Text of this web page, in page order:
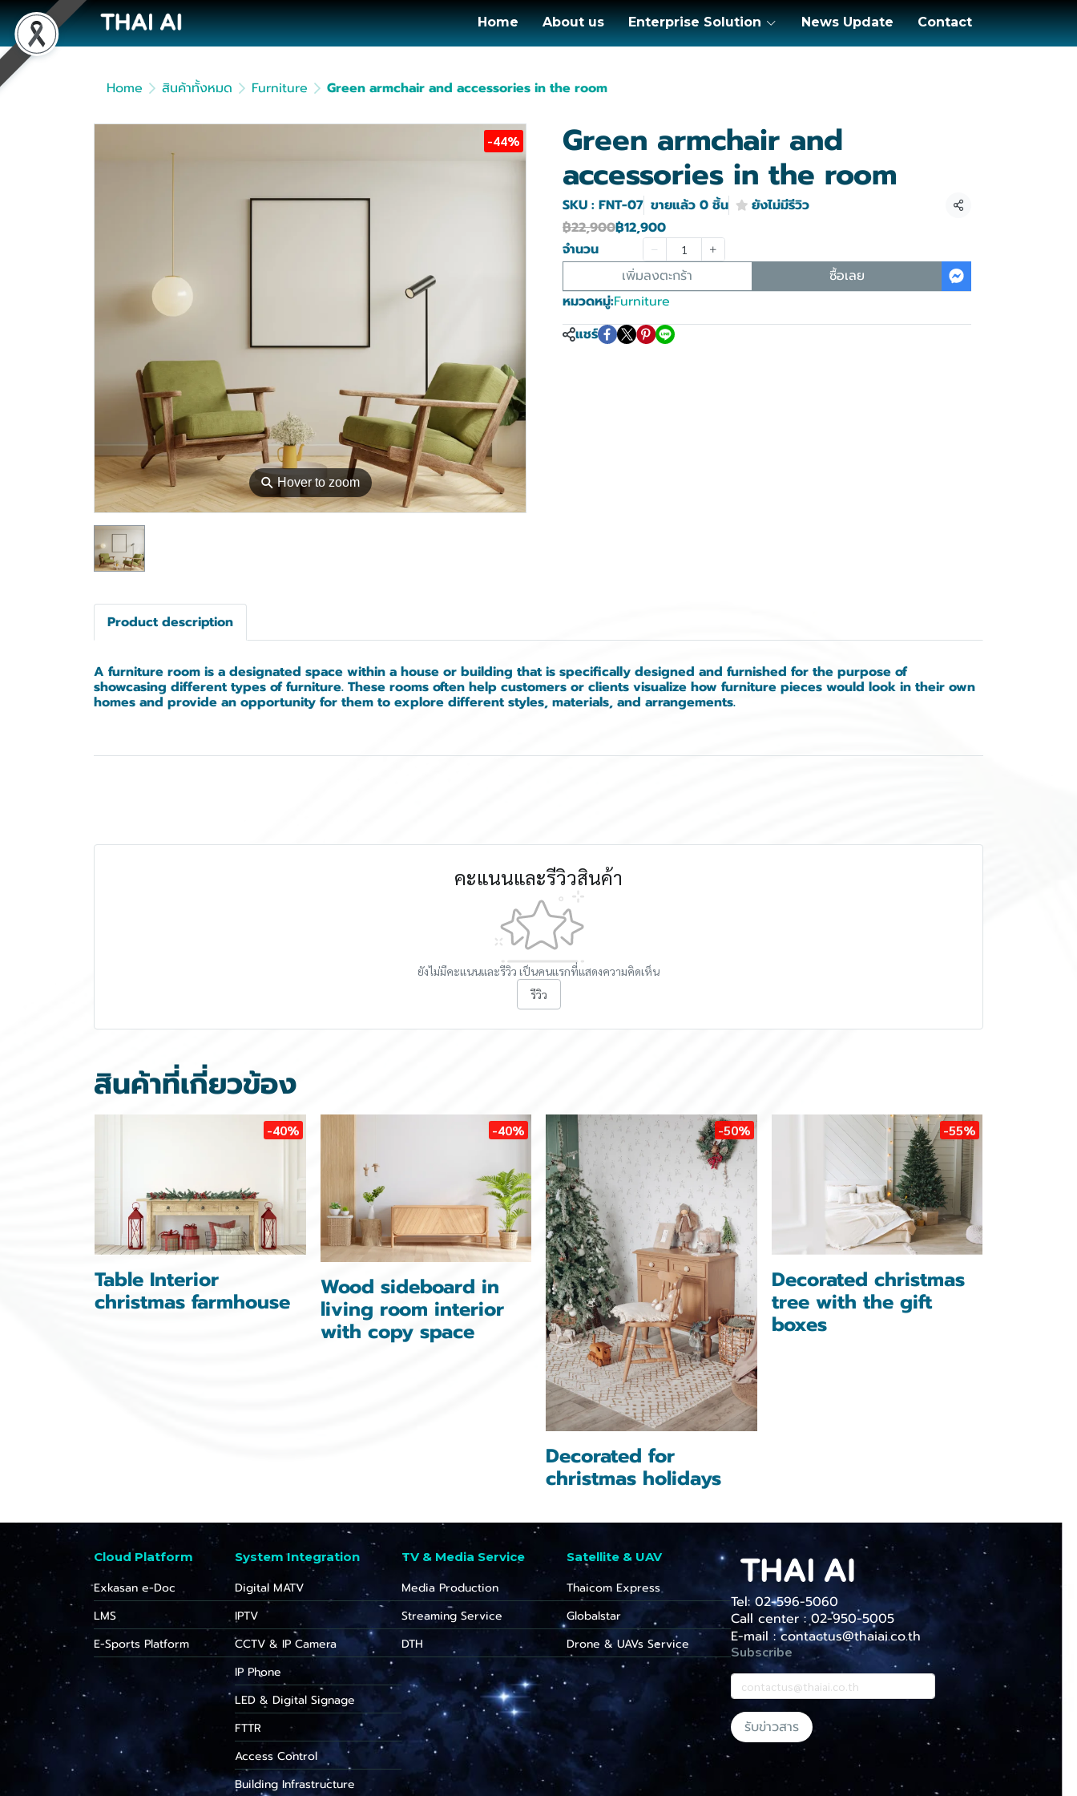
Home About us Enterprise Solution News Update Contact
Home สินค้าทั้งหมด Furniture Green armchair and accessories in the room
⚲Hover to zoom
-44% Green armchair and
accessories in the room
SKU : FNT-07 ขายแล้ว 0 ชิ้น ยังไม่มีรีวิว
แชร์
฿22,900฿12,900
จำนวน
เพิ่มลงตะกร้า
ซื้อเลย
หมวดหมู่:Furniture
แชร์
Product description
A furniture room is a designated space within a house or building that is specifically designed and furnished for the purpose of
showcasing different types of furniture. These rooms often help customers or clients visualize how furniture pieces would look in their own
homes and provide an opportunity for them to explore different styles, materials, and arrangements.
คะแนนและรีวิวสินค้า
ยังไม่มีคะแนนและรีวิว เป็นคนแรกที่แสดงความคิดเห็น
รีวิว
สินค้าที่เกี่ยวข้อง
-40%
Table Interior
christmas farmhouse
-40%
Wood sideboard in
living room interior
with copy space
-50%
Decorated for
christmas holidays
-55%
Decorated christmas
tree with the gift
boxes
Cloud Platform
Exkasan e-Doc
LMS
E-Sports Platform
System Integration
Digital MATV
IPTV
CCTV & IP Camera
IP Phone
LED & Digital Signage
FTTR
Access Control
Building Infrastructure
TV & Media Service
Media Production
Streaming Service
DTH
Satellite & UAV
Thaicom Express
Globalstar
Drone & UAVs Service
Tel: 02-596-5060
Call center : 02-950-5005
E-mail : contactus@thaiai.co.th
Subscribe
รับข่าวสาร